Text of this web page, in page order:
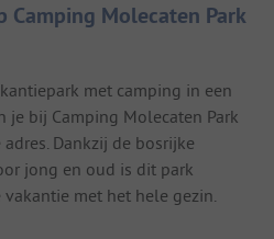
Camping Molecaten Park
met camping in een
je bij Camping Molecaten Park
Dankzij de bosrijke
jong en oud is dit park
met het hele gezin.